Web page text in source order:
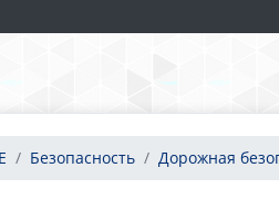
Безопасность Дорожная